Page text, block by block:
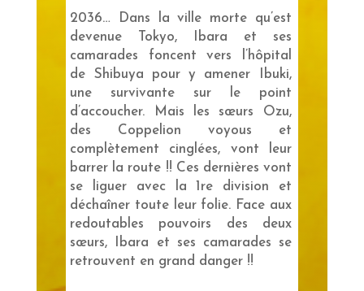
2036… Dans la ville morte qu’est
devenue Tokyo, Ibara et ses
camarades foncent vers l’hôpital
de Shibuya pour y amener Ibuki,
une survivante sur le point
d’accoucher. Mais les sœurs Ozu,
des Coppelion voyous et
complètement cinglées, vont leur
barrer la route !! Ces dernières vont
se liguer avec la 1re division et
déchaîner toute leur folie. Face aux
redoutables pouvoirs des deux
sœurs, Ibara et ses camarades se
retrouvent en grand danger !!